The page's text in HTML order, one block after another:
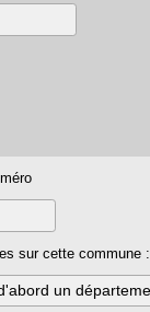
sur cette commune :